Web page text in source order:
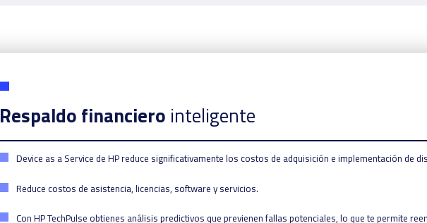
Respaldo financiero inteligente
Device as a Service de HP reduce significativamente los costos de adquisición e implementación de
Reduce costos de asistencia, licencias, software y servicios.
Con HP TechPulse obtienes análisis predictivos que previenen fallas potenciales, lo que te permite